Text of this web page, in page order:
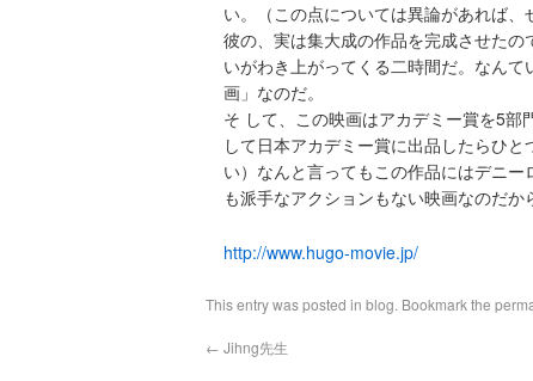
い。（この点については異論があれば
彼の、実は集大成の作品を完成させた
いがわき上がってくる二時間だ。なん
画」なのだ。
そ して、この映画はアカデミー賞を5
して日本アカデミー賞に出品したらひ
い）なんと言ってもこの作品にはデニ
も派手なアクションもない映画なのだか
http://www.hugo-movie.jp/
This entry was posted in blog. Bookmark the
← Jihng先生